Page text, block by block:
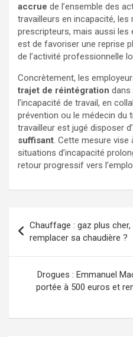
accrue de l’ensemble des
travailleurs en incapacité, les
prescripteurs, mais aussi les
est de favoriser une reprise
de l’activité professionnelle
Concrètement, les
trajet de réintégration dans
l’incapacité de travail, en
prévention ou le médecin du
travailleur est jugé disposer
suffisant. Cette mesure vise
situations d’incapacité
retour progressif vers
Chauffage : gaz plus
remplacer sa chaudière ?
Drogues : Emmanuel
portée à 500 euros et